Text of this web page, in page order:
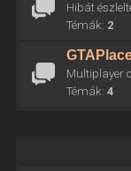
Hibát
Témák: 2
Multiplayer
Témák: 4